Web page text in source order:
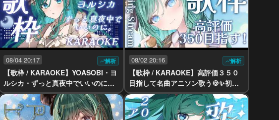
08/04 20:17 解析
【歌枠 / KARAOKE】YOASOBI・ヨ
ルシカ・ずっと真夜中でいいのに。
限定の大好きな夜好性アーティスト
縛り🌃【 #もかん #vtuber #vsinge
r】
08/02 20:16 解析
【歌枠 / KARAOKE】高評価３５０
目指して名曲アニソン歌う🍪✨初見
さん歓迎！【 #もかん #vtuber #vsi
nger】